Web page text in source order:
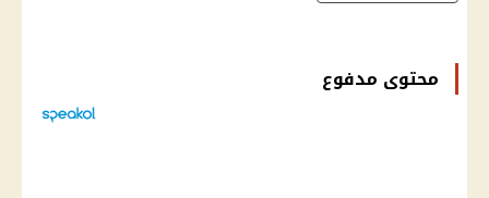
محتوى مدفوع